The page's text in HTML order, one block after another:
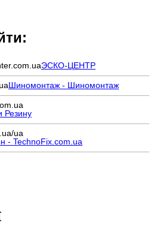
ЭСКО-ЦЕНТР
Шиномонтаж - Шиномонтаж
Резину
ua
- TechnoFix.com.ua